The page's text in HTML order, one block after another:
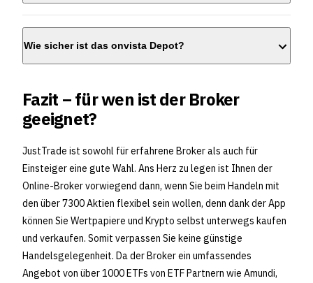
Wie sicher ist das onvista Depot?
Fazit – für wen ist der Broker
geeignet?
JustTrade ist sowohl für erfahrene Broker als auch für
Einsteiger eine gute Wahl. Ans Herz zu legen ist Ihnen der
Online-Broker vorwiegend dann, wenn Sie beim Handeln mit
den über 7300 Aktien flexibel sein wollen, denn dank der App
können Sie Wertpapiere und Krypto selbst unterwegs kaufen
und verkaufen. Somit verpassen Sie keine günstige
Handelsgelegenheit. Da der Broker ein umfassendes
Angebot von über 1000 ETFs von ETF Partnern wie Amundi,